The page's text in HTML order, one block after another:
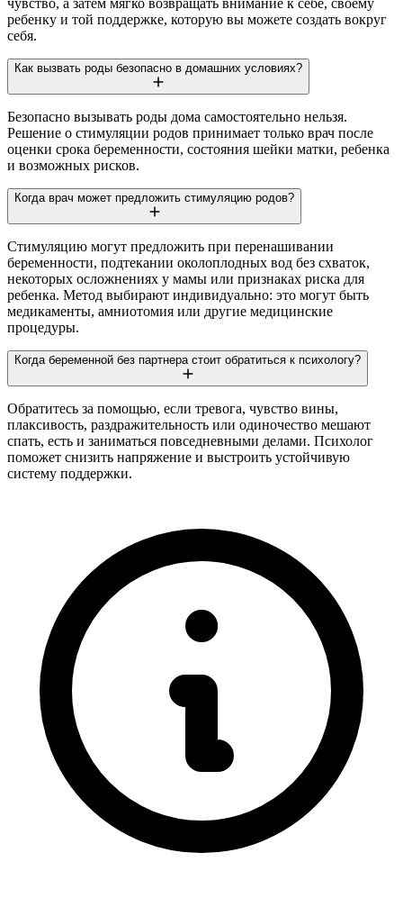
ребенку и той поддержке, которую вы можете создать вокруг
себя.
Как вызвать роды безопасно в домашних условиях?
Безопасно вызывать роды дома самостоятельно нельзя.
Решение о стимуляции родов принимает только врач после
оценки срока беременности, состояния шейки матки, ребенка
и возможных рисков.
Когда врач может предложить стимуляцию родов?
Стимуляцию могут предложить при перенашивании
беременности, подтекании околоплодных вод без схваток,
некоторых осложнениях у мамы или признаках риска для
ребенка. Метод выбирают индивидуально: это могут быть
медикаменты, амниотомия или другие медицинские
процедуры.
Когда беременной без партнера стоит обратиться к психологу?
Обратитесь за помощью, если тревога, чувство вины,
плаксивость, раздражительность или одиночество мешают
спать, есть и заниматься повседневными делами. Психолог
поможет снизить напряжение и выстроить устойчивую
систему поддержки.